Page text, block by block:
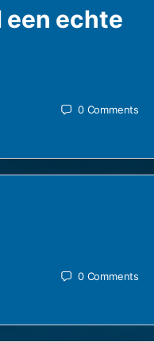
een echte
0 Comments
0 Comments